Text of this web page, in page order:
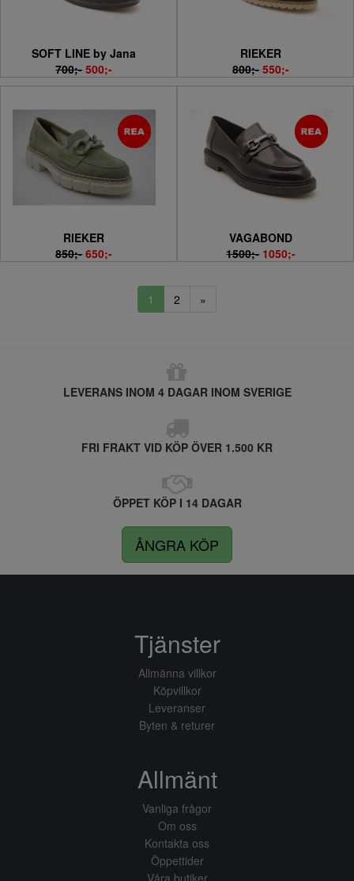
SOFT LINE by Jana
700;- 500;-
RIEKER
800;- 550;-
RIEKER
850;- 650;-
VAGABOND
1500;- 1050;-
1 2 »
LEVERANS INOM 4 DAGAR INOM SVERIGE
FRI FRAKT VID KÖP ÖVER 1.500 KR
ÖPPET KÖP I 14 DAGAR
ÅNGRA KÖP
Tjänster
Allmänna villkor
Köpvillkor
Leveranser
Byten & returer
Allmänt
Vanliga frågor
Om oss
Kontakta oss
Öppettider
Våra butiker